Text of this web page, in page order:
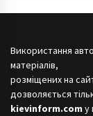
Використання
матеріалів,
розміщених на
дозволяється
kievinform.com у